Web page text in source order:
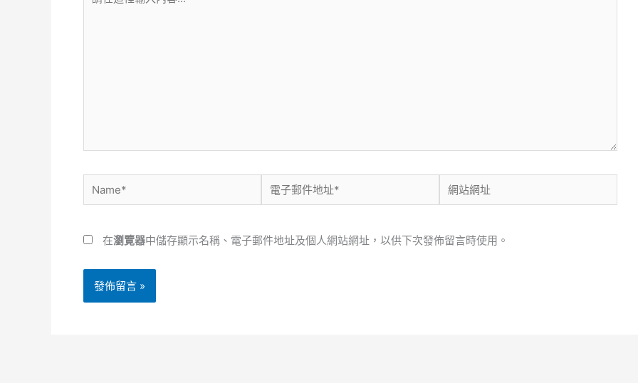
在
Name*
子
件
站
址
在瀏覽器中儲存顯示名稱、電子郵件地址及個人網站網址，以供下次發佈留言時使用。